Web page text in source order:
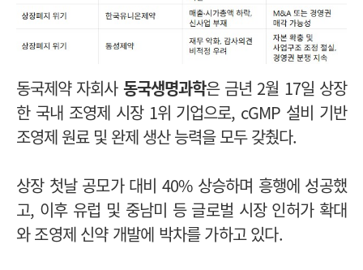
동국제약 자회사 동국생명과학은 금년 2월 17일 상장
한 국내 조영제 시장 1위 기업으로, cGMP 설비 기반
조영제 원료 및 완제 생산 능력을 모두 갖췄다.
상장 첫날 공모가 대비 40% 상승하며 흥행에 성공했
고, 이후 유럽 및 중남미 등 글로벌 시장 인허가 확대
와 조영제 신약 개발에 박차를 가하고 있다.